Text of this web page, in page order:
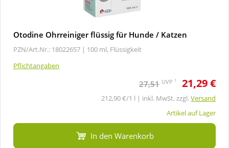
Otodine Ohrreiniger flüssig für Hunde / Katzen
PZN/Art.Nr.: 18022657 | 100 ml, Flüssigkeit
Pflichtangaben
27,51 UVP 1 21,29 €
212,90 €/1 l | inkl. MwSt. zzgl.Versand
Artikel auf Lager
In den Warenkorb